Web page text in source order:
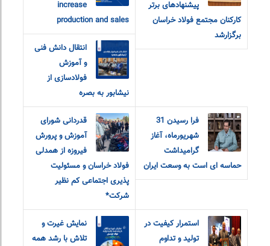
پیشنهادهای برتر
کارکنان مجتمع فولاد خراسان
برگزارشد
increase
production and sales
انتقال دانش فنی
و آموزش
فولادسازی از
نیشابور به بصره
فرا رسیدن 31
شهریورماه، آغاز
گرامیداشت
حماسه ای است به وسعت ایران
قدردانی شورای
آموزش و‌ پرورش
فیروزه از همدلی
فولاد خراسان و مسئولیت
پذیری اجتماعی کم نظیر
شرکت*
استمرار کیفیت در
تولید و تداوم
نمایش غیرت و
تلاش با رشد همه